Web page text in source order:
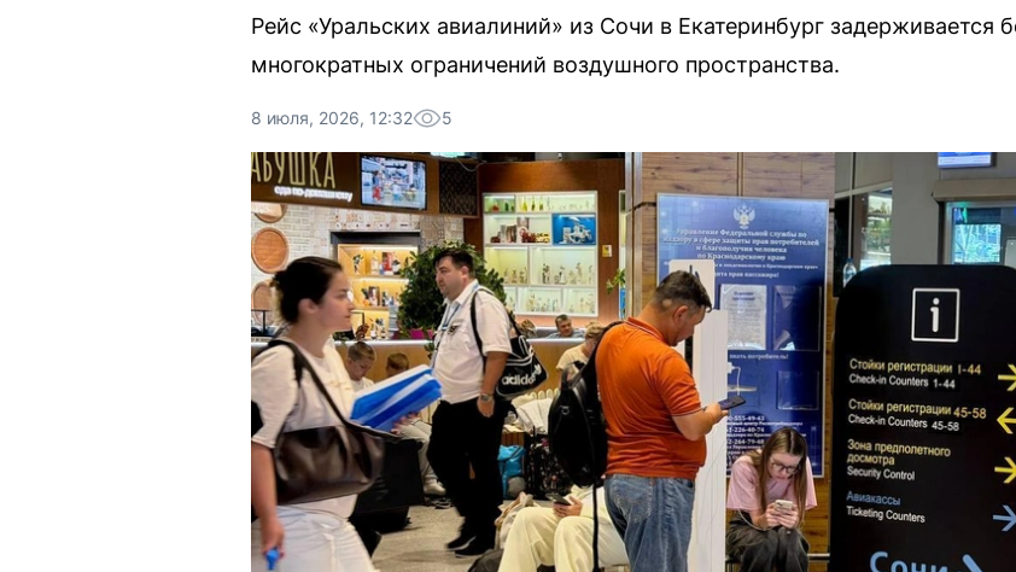
Рейс «Уральских авиалиний» из Сочи в Екатеринбург задерживается
многократных ограничений воздушного пространства.
8 июля, 2026, 12:32 5